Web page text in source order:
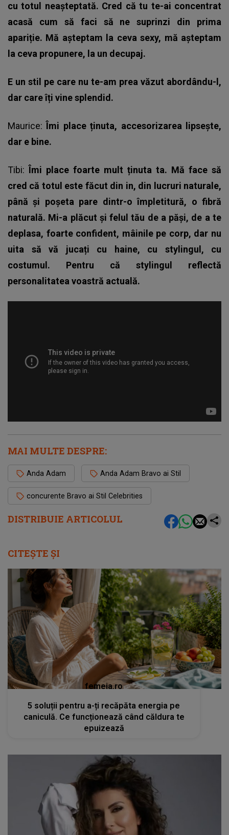
DISTRIBUIE ARTICOLUL
cu totul neașteptată. Cred că tu te-ai concentrat
acasă cum să faci să ne suprinzi din prima
apariție. Mă așteptam la ceva sexy, mă așteptam
la ceva propunere, la un decupaj.
E un stil pe care nu te-am prea văzut abordându-l,
dar care îți vine splendid.
Maurice: Îmi place ținuta, accesorizarea lipsește,
dar e bine.
Tibi: Îmi place foarte mult ținuta ta. Mă face să
cred că totul este făcut din in, din lucruri naturale,
până și poșeta pare dintr-o împletitură, o fibră
naturală. Mi-a plăcut și felul tău de a păși, de a te
deplasa, foarte confident, mâinile pe corp, dar nu
uita să vă jucați cu haine, cu stylingul, cu
costumul. Pentru că stylingul reflectă
personalitatea voastră actuală.
MAI MULTE DESPRE:
Anda Adam Anda Adam Bravo ai Stil
concurente Bravo ai Stil Celebrities
CITEȘTE ȘI
femeia.ro
5 soluții pentru a-ți recăpăta energia pe
caniculă. Ce funcționează când căldura te
epuizează